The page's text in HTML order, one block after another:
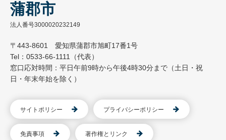
蒲郡市
法人番号3000020232149
〒443-8601 愛知県蒲郡市旭町17番1号
Tel：0533-66-1111（代表）
窓口応対時間：平日午前9時から午後4時30分まで（土日・祝
日・年末年始を除く）
サイトポリシー プライバシーポリシー
免責事項 著作権とリンク